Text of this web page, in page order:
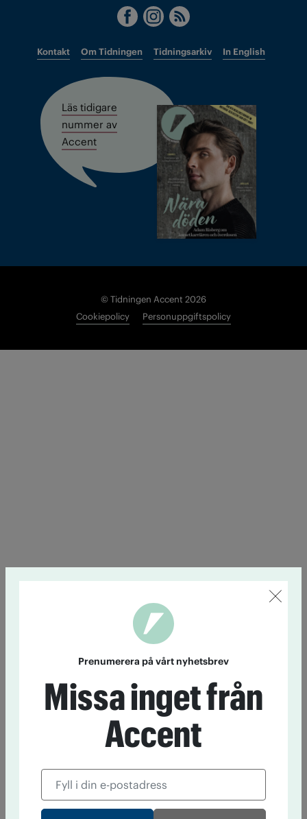
Kontakt Om Tidningen Tidningsarkiv In English
Läs tidigare
nummer av
Accent
© Tidningen Accent 2026
Cookiepolicy
Personuppgiftspolicy
Prenumerera på vårt nyhetsbrev
Missa inget från
Accent